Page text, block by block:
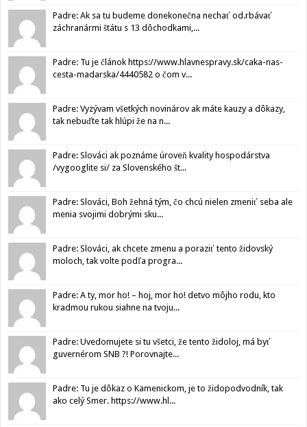
Padre: Ak sa tu budeme donekonečna nechať od.rbávať
záchranármi štátu s 13 dôchodkami,...
Padre: Tu je článok https://www.hlavnespravy.sk/caka-nas-
cesta-madarska/4440582 o čom v...
Padre: Vyzývam všetkých novinárov ak máte kauzy a dôkazy,
tak nebuďte tak hlúpi že na n...
Padre: Slováci ak poznáme úroveň kvality hospodárstva
/vygooglite si/ za Slovenského št...
Padre: Slováci, Boh žehná tým, čo chcú nielen zmeniť seba ale
menia svojimi dobrými sku...
Padre: Slováci, ak chcete zmenu a poraziť tento židovský
moloch, tak volte podľa progra...
Padre: A ty, mor ho! – hoj, mor ho! detvo môjho rodu, kto
kradmou rukou siahne na tvoju...
Padre: Uvedomujete si tu všetci, že tento židoloj, má byť
guvernérom SNB ?! Porovnajte...
Padre: Tu je dôkaz o Kamenickom, je to židopodvodník, tak
ako celý Smer. https://www.hl...